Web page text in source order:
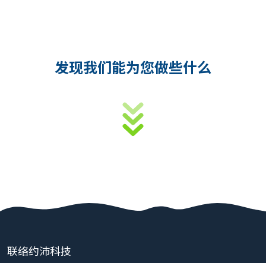
发现我们能为您做些什么
联络约沛科技